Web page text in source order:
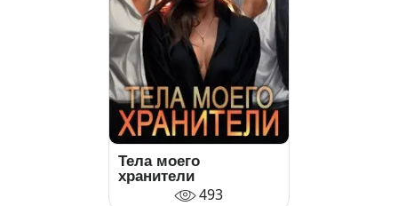
Тела моего
хранители
493